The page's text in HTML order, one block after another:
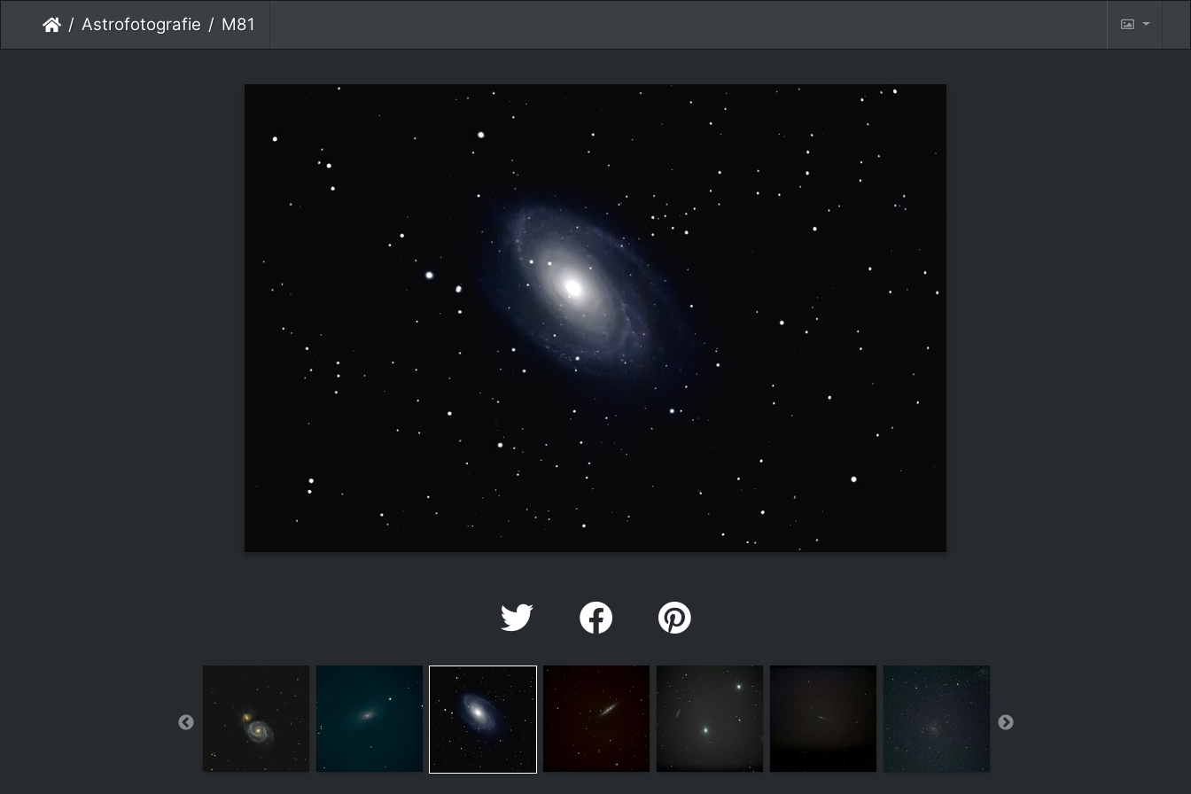
Astrofotografie M81